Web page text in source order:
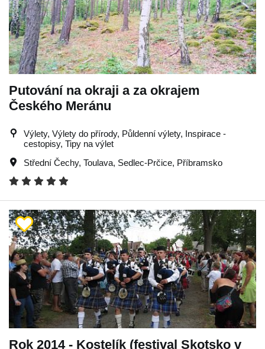
Putování na okraji a za okrajem
Českého Meránu
Výlety, Výlety do přírody, Půldenní výlety, Inspirace -
cestopisy, Tipy na výlet
Střední Čechy, Toulava, Sedlec-Prčice, Příbramsko
Rok 2014 - Kostelík (festival Skotsko v